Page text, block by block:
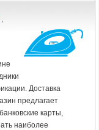
Доставка
предлагает
карты,
наиболее